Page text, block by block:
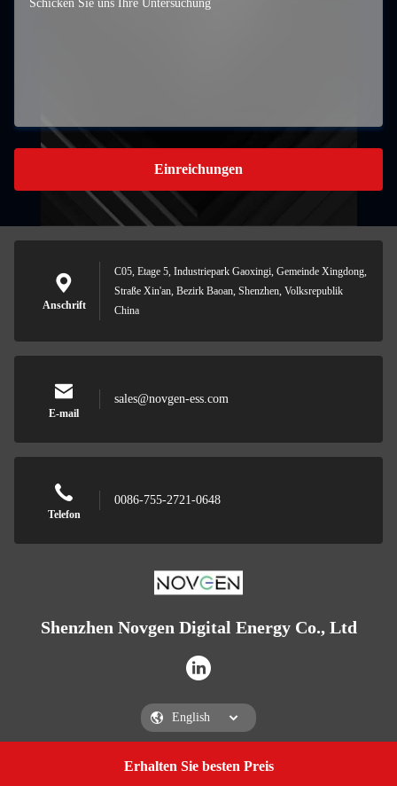
Erhalten Sie besten Preis
Einreichungen
Anschrift
C05, Etage 5, Industriepark Gaoxingi, Gemeinde Xingdong,
Straße Xin'an, Bezirk Baoan, Shenzhen, Volksrepublik
China
E-mail
sales@novgen-ess.com
Telefon
0086-755-2721-0648
Shenzhen Novgen Digital Energy Co., Ltd
Shenzhen Novgen Digital Energy Co., LtdGet a Quote